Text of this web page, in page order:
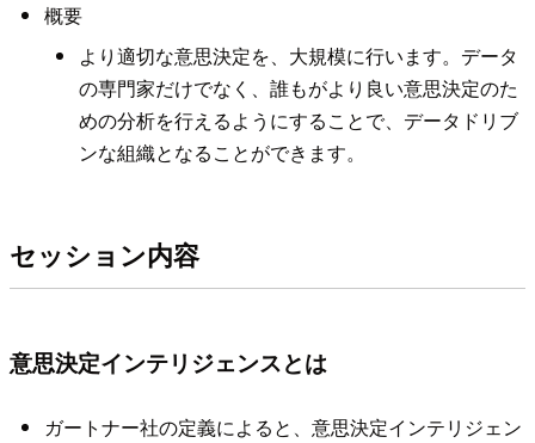
概要
より適切な意思決定を、大規模に行います。データ
の専門家だけでなく、誰もがより良い意思決定のた
めの分析を行えるようにすることで、データドリブ
ンな組織となることができます。
セッション内容
意思決定インテリジェンスとは
ガートナー社の定義によると、意思決定インテリジェン